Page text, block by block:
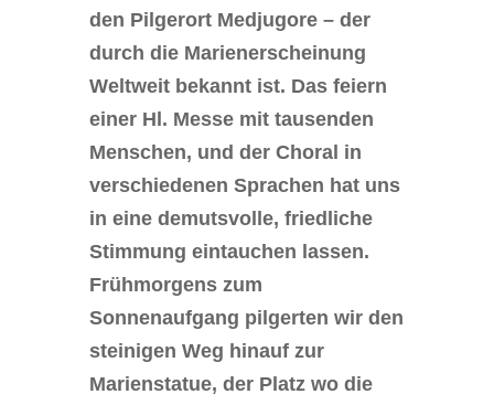
den Pilgerort Medjugore – der
durch die Marienerscheinung
Weltweit bekannt ist. Das feiern
einer Hl. Messe mit tausenden
Menschen, und der Choral in
verschiedenen Sprachen hat uns
in eine demutsvolle, friedliche
Stimmung eintauchen lassen.
Frühmorgens zum
Sonnenaufgang pilgerten wir den
steinigen Weg hinauf zur
Marienstatue, der Platz wo die